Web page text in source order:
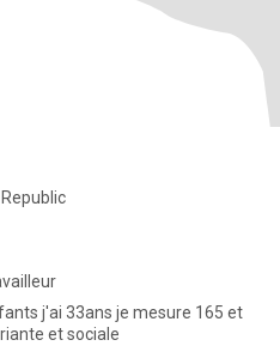
j'ai 33ans je mesure 165 et
et sociale